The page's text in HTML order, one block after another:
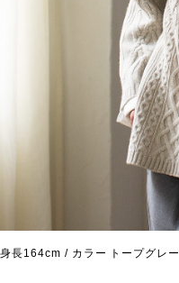
身長164cm / カラー トープグレー